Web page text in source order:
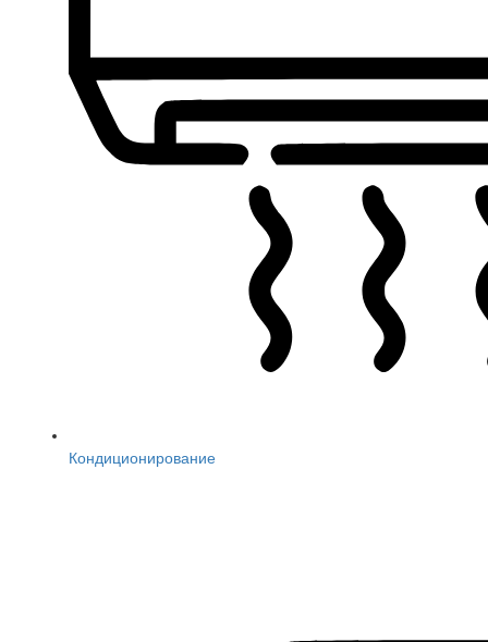
Кондиционирование